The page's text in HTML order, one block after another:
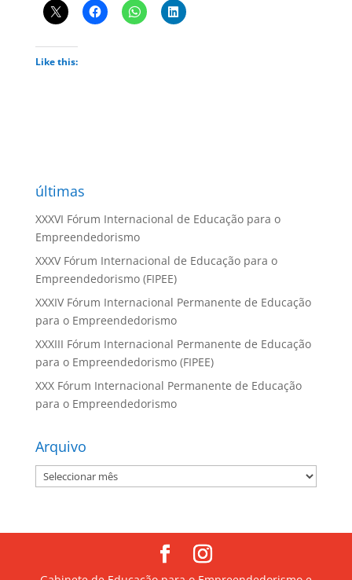
Like this:
últimas
XXXVI Fórum Internacional de Educação para o
Empreendedorismo
XXXV Fórum Internacional de Educação para o
Empreendedorismo (FIPEE)
XXXIV Fórum Internacional Permanente de Educação
para o Empreendedorismo
XXXIII Fórum Internacional Permanente de Educação
para o Empreendedorismo (FIPEE)
XXX Fórum Internacional Permanente de Educação
para o Empreendedorismo
Arquivo
Arquivo